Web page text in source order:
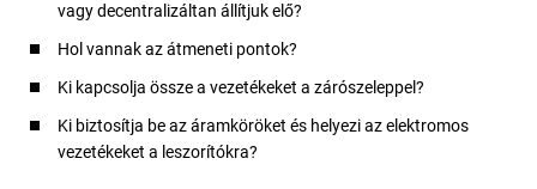
vagy decentralizáltan állítjuk elő?
Hol vannak az átmeneti pontok?
Ki kapcsolja össze a vezetékeket a zárószeleppel?
Ki biztosítja be az áramköröket és helyezi az elektromos
vezetékeket a leszorítókra?